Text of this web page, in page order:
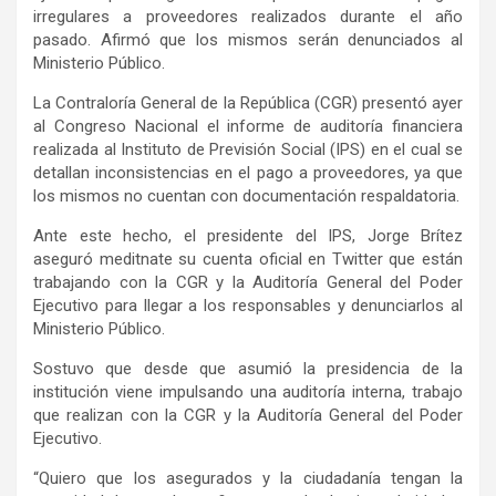
irregulares a proveedores realizados durante el año
pasado. Afirmó que los mismos serán denunciados al
Ministerio Público.
La Contraloría General de la República (CGR) presentó ayer
al Congreso Nacional el informe de auditoría financiera
realizada al Instituto de Previsión Social (IPS) en el cual se
detallan inconsistencias en el pago a proveedores, ya que
los mismos no cuentan con documentación respaldatoria.
Ante este hecho, el presidente del IPS, Jorge Brítez
aseguró meditnate su cuenta oficial en Twitter que están
trabajando con la CGR y la Auditoría General del Poder
Ejecutivo para llegar a los responsables y denunciarlos al
Ministerio Público.
Sostuvo que desde que asumió la presidencia de la
institución viene impulsando una auditoría interna, trabajo
que realizan con la CGR y la Auditoría General del Poder
Ejecutivo.
“Quiero que los asegurados y la ciudadanía tengan la